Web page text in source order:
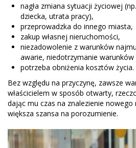
nagła zmiana sytuacji życiowej
dziecka, utrata pracy),
przeprowadzka do innego miasta,
zakup własnej nieruchomości,
niezadowolenie z warunków
awarie, niedotrzymanie warunków
potrzeba obniżenia kosztów życia.
Bez względu na przyczynę, zawsze
właścicielem w sposób otwarty,
dając mu czas na znalezienie
większa szansa na porozumienie.